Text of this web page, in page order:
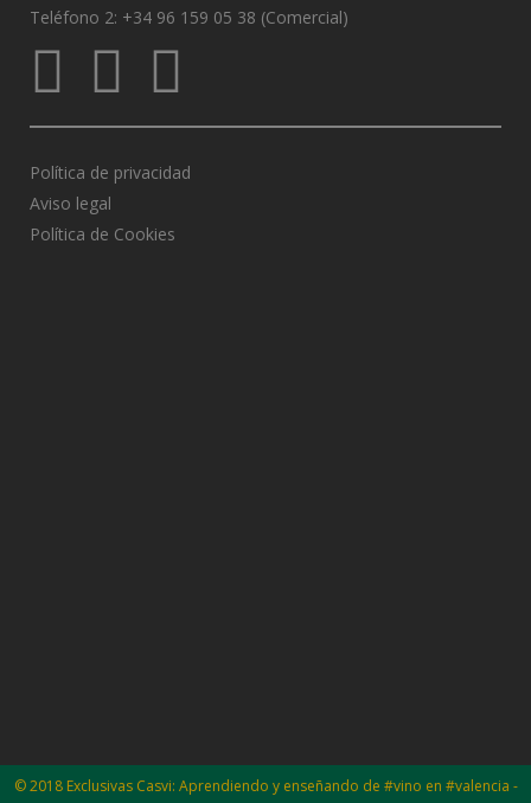
Teléfono 2: +34 96 159 05 38 (Comercial)
Política de privacidad
Aviso legal
Política de Cookies
© 2018 Exclusivas Casvi: Aprendiendo y enseñando de #vino en #valencia -